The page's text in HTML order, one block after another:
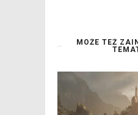
MOŻE TEŻ